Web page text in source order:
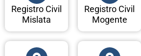
Registro Civil
Mislata
Registro Civil
Mogente